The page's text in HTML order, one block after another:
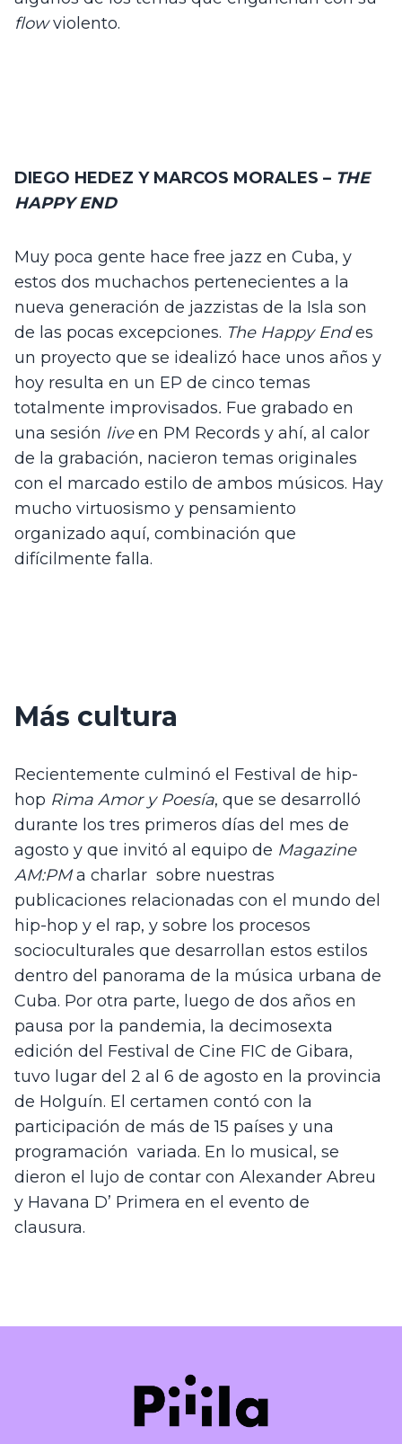
flow violento.
DIEGO HEDEZ Y MARCOS MORALES – THE
HAPPY END
Muy poca gente hace free jazz en Cuba, y
estos dos muchachos pertenecientes a la
nueva generación de jazzistas de la Isla son
de las pocas excepciones. The Happy End es
un proyecto que se idealizó hace unos años y
hoy resulta en un EP de cinco temas
totalmente improvisados. Fue grabado en
una sesión live en PM Records y ahí, al calor
de la grabación, nacieron temas originales
con el marcado estilo de ambos músicos. Hay
mucho virtuosismo y pensamiento
organizado aquí, combinación que
difícilmente falla.
Más cultura
Recientemente culminó el Festival de hip-
hop Rima Amor y Poesía, que se desarrolló
durante los tres primeros días del mes de
agosto y que invitó al equipo de Magazine
AM:PM a charlar  sobre nuestras
publicaciones relacionadas con el mundo del
hip-hop y el rap, y sobre los procesos
socioculturales que desarrollan estos estilos
dentro del panorama de la música urbana de
Cuba. Por otra parte, luego de dos años en
pausa por la pandemia, la decimosexta
edición del Festival de Cine FIC de Gibara,
tuvo lugar del 2 al 6 de agosto en la provincia
de Holguín. El certamen contó con la
participación de más de 15 países y una
programación  variada. En lo musical, se
dieron el lujo de contar con Alexander Abreu
y Havana D’ Primera en el evento de
clausura.